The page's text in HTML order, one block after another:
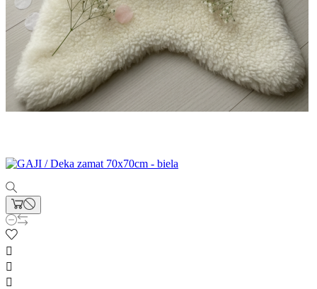


